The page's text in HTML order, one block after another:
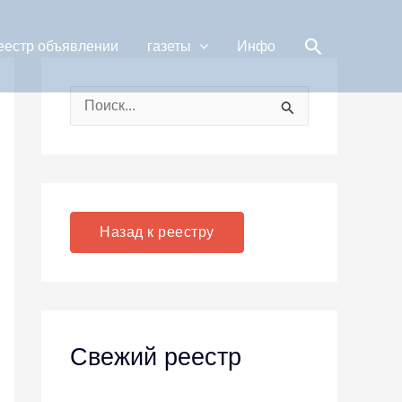
объявлении газеты Инфо Поиск
:
Назад к реестру
Свежий реестр